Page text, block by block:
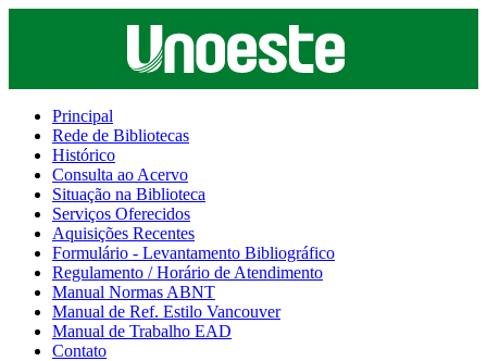
Principal
Rede de Bibliotecas
Histórico
Consulta ao Acervo
Situação na Biblioteca
Serviços Oferecidos
Aquisições Recentes
Formulário - Levantamento Bibliográfico
Regulamento / Horário de Atendimento
Manual Normas ABNT
Manual de Ref. Estilo Vancouver
Manual de Trabalho EAD
Contato